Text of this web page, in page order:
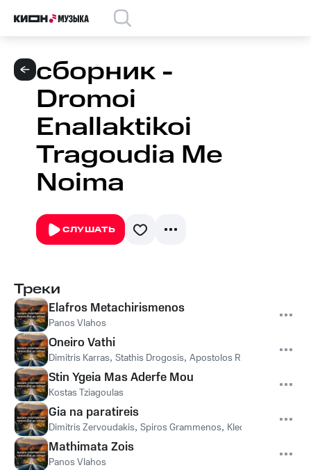
сборник -
Dromoi
Enallaktikoi
Tragoudia Me
Noima
СЛУШАТЬ
Треки
Elafros Metachirismenos
Panos Vlahos
Oneiro Vathi
Dimitris Karras, Stathis Drogosis, Apostolos Rizos
Stin Ygeia Mas Aderfe Mou
Kostas Tziagoulas
Gia na paratireis
Dimitris Zervoudakis, Spiros Grammenos, Kleon Grigoriadis
Mathimata Zois
Panos Vlahos